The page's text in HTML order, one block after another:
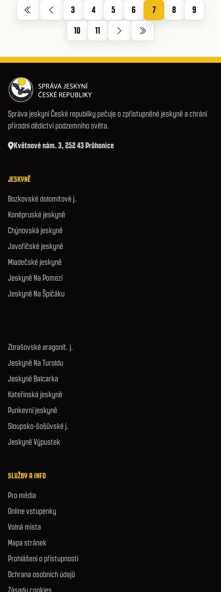
3 4 5 6 7 8
9
10
11
Správa jeskyní České republiky pečuje o zpřístupněné jeskyně a chrání
přírodní dědictví podzemního světa.
Květnové nám. 3, 252 43 Průhonice
JESKYNĚ
Bozkovské dolomitové j.
Koněpruské jeskyně
Chýnovská jeskyně
Javoříčské jeskyně
Mladečské jeskyně
Jeskyně Na Pomezí
Jeskyně Na Špičáku
Zbrašovské aragonit. j.
Jeskyně Na Turoldu
Jeskyně Balcarka
Kateřinská jeskyně
Punkevní jeskyně
Sloupsko-šošůvské j.
Jeskyně Výpustek
SLUŽBY A INFO
Pro média
Online vstupenky
Volná místa
Mapa stránek
Prohlášení o přístupnosti
Ochrana osobních údajů